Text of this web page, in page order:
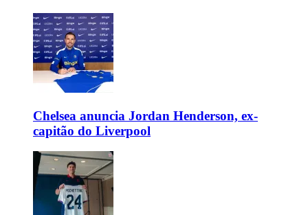
Chelsea anuncia Jordan Henderson, ex-
capitão do Liverpool